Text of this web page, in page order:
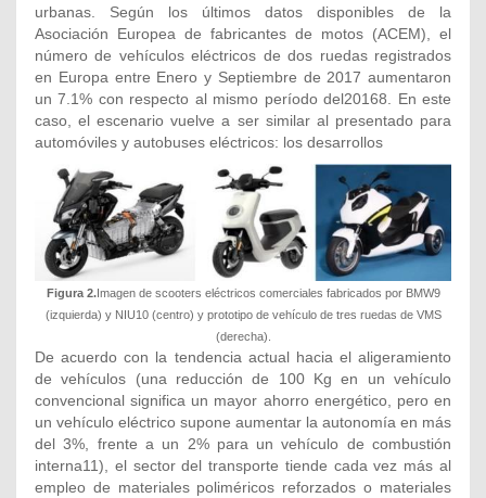
urbanas. Según los últimos datos disponibles de la
Asociación Europea de fabricantes de motos (ACEM), el
número de vehículos eléctricos de dos ruedas registrados
en Europa entre Enero y Septiembre de 2017 aumentaron
un 7.1% con respecto al mismo período del20168. En este
caso, el escenario vuelve a ser similar al presentado para
automóviles y autobuses eléctricos: los desarrollos
Figura 2.Imagen de scooters eléctricos comerciales fabricados por BMW9
(izquierda) y NIU10 (centro) y prototipo de vehículo de tres ruedas de VMS
(derecha).
De acuerdo con la tendencia actual hacia el aligeramiento
de vehículos (una reducción de 100 Kg en un vehículo
convencional significa un mayor ahorro energético, pero en
un vehículo eléctrico supone aumentar la autonomía en más
del 3%, frente a un 2% para un vehículo de combustión
interna11), el sector del transporte tiende cada vez más al
empleo de materiales poliméricos reforzados o materiales